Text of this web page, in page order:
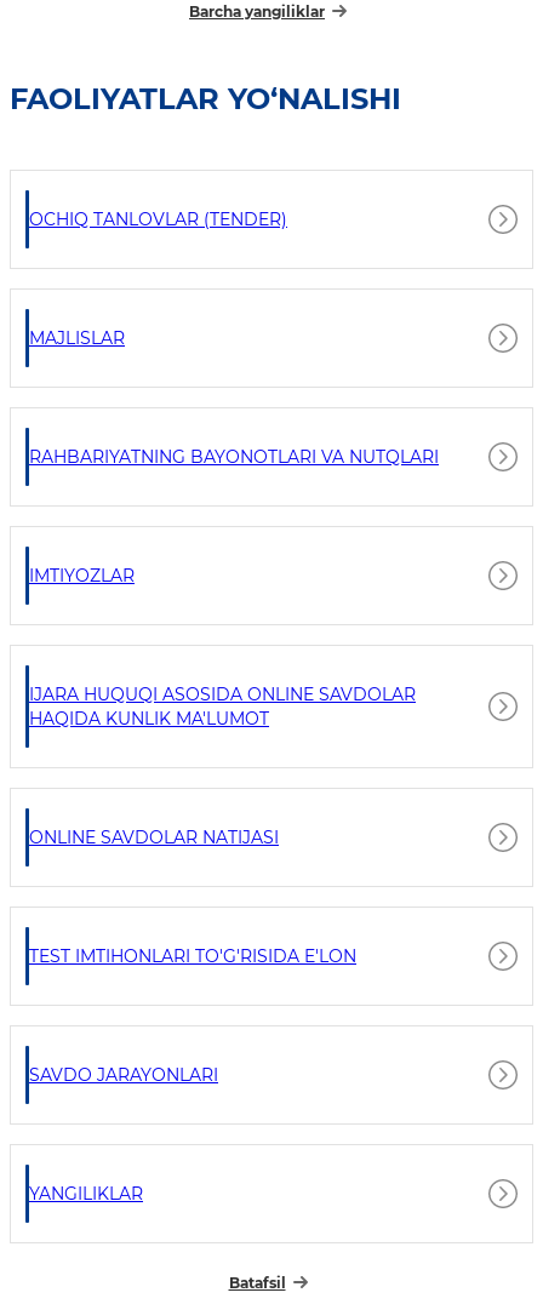
Barcha yangiliklar
FAOLIYATLAR YO‘NALISHI
OCHIQ TANLOVLAR (TENDER)
MAJLISLAR
RAHBARIYATNING BAYONOTLARI VA NUTQLARI
IMTIYOZLAR
IJARA HUQUQI ASOSIDA ONLINE SAVDOLAR
HAQIDA KUNLIK MA'LUMOT
ONLINE SAVDOLAR NATIJASI
TEST IMTIHONLARI TO'G'RISIDA E'LON
SAVDO JARAYONLARI
YANGILIKLAR
Batafsil